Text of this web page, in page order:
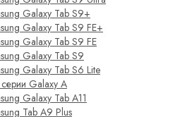
Galaxy Tab S9+
Galaxy Tab S9 FE+
Galaxy Tab S9 FE
Galaxy Tab S9
Galaxy Tab S6 Lite
Galaxy A
Galaxy Tab A11
Tab A9 Plus